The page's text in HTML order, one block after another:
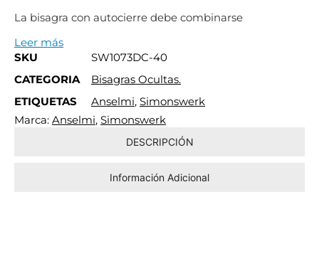
La bisagra con autocierre debe combinarse
Leer más
SKU
SW1073DC-40
CATEGORIA
Bisagras Ocultas.
ETIQUETAS
Anselmi, Simonswerk
Marca: Anselmi, Simonswerk
DESCRIPCIÓN
Información Adicional